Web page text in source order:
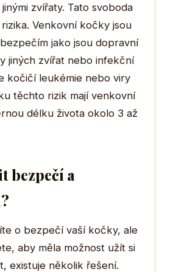
zvířaty. Tato svoboda
Venkovní kočky jsou
jako jsou dopravní
jiných zvířat nebo infekční
kočičí leukémie nebo viry
těchto rizik mají venkovní
délku života okolo 3 až
bezpečí a
o bezpečí vaší kočky, ale
aby měla možnost užít si
existuje několik řešení.